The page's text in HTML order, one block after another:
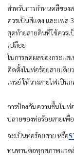
สำหรับการกำหนดสีของ
ควรเป็นสีแดง และเฟส
สุดท้ายสายดินที่ใช้ควรเ
เปลือย
ในการลดผลของกระแส
ติดตั้งในท่อร้อยสายเดีย
เทรย์ ให้วางสายไฟเป็น
การป้องกันความชื้นในท่
ปลายของท่อร้อยสายเพื่
จะเป็นท่อร้อยสาย หรือ
ทนทานต่อทุกสภาพแวดล้